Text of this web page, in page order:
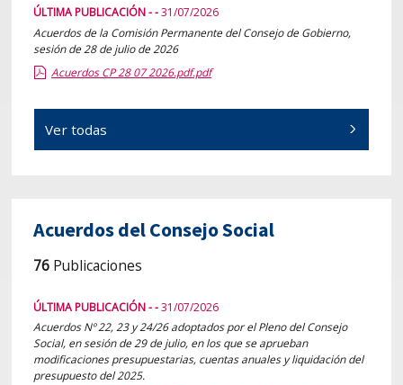
ÚLTIMA PUBLICACIÓN - -31/07/2026
Acuerdos de la Comisión Permanente del Consejo de Gobierno,
sesión de 28 de julio de 2026
Acuerdos CP 28 07 2026.pdf.pdf
Ver todas
Acuerdos del Consejo Social
76 Publicaciones
ÚLTIMA PUBLICACIÓN - -31/07/2026
Acuerdos Nº 22, 23 y 24/26 adoptados por el Pleno del Consejo
Social, en sesión de 29 de julio, en los que se aprueban
modificaciones presupuestarias, cuentas anuales y liquidación del
presupuesto del 2025.